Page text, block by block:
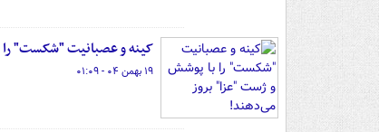
کینه و عصبانیت "شکست"
۱۹ بهمن ۰۴ - ۰۱:۰۹